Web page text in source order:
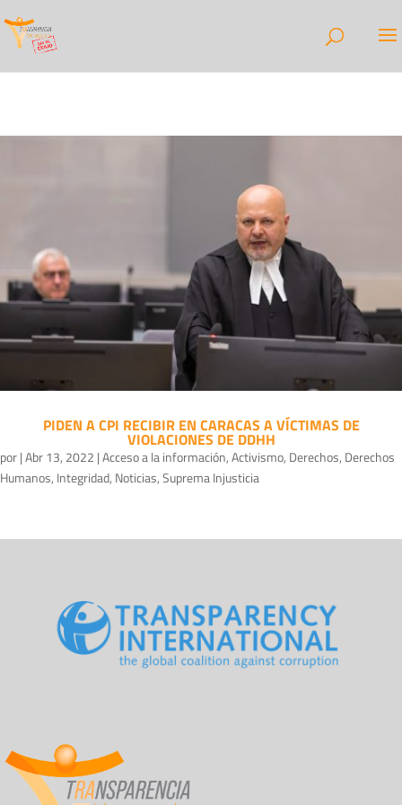
PIDEN A CPI RECIBIR EN CARACAS A VÍCTIMAS DE
VIOLACIONES DE DDHH
por|Abr 13, 2022 |Acceso a la información,Activismo, Derechos, Derechos
Humanos, Integridad, Noticias,Suprema Injusticia